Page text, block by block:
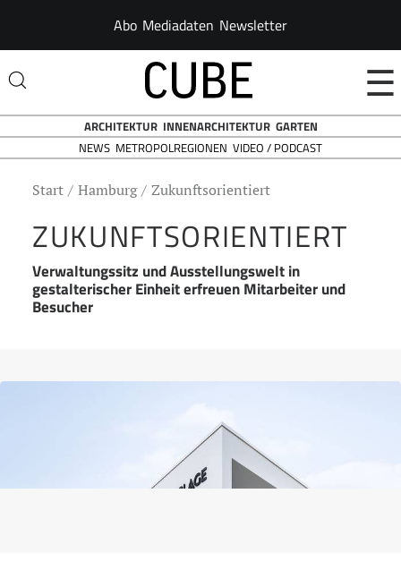
Abo Mediadaten Newsletter
☰
ARCHITEKTUR INNENARCHITEKTUR GARTEN
NEWS METROPOLREGIONEN VIDEO / PODCAST
Start Hamburg Zukunftsorientiert
ZUKUNFTSORIENTIERT
Verwaltungssitz und Ausstellungswelt in
gestalterischer Einheit erfreuen Mitarbeiter und
Besucher